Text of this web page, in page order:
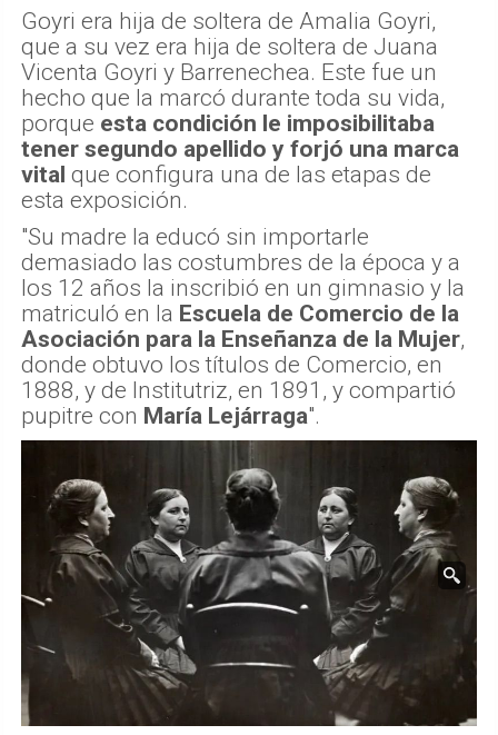
Goyri era hija de soltera de Amalia Goyri,
que a su vez era hija de soltera de Juana
Vicenta Goyri y Barrenechea. Este fue un
hecho que la marcó durante toda su vida,
porque esta condición le imposibilitaba
tener segundo apellido y forjó una marca
vital que configura una de las etapas de
esta exposición.
"Su madre la educó sin importarle
demasiado las costumbres de la época y a
los 12 años la inscribió en un gimnasio y la
matriculó en la Escuela de Comercio de la
Asociación para la Enseñanza de la Mujer,
donde obtuvo los títulos de Comercio, en
1888, y de Institutriz, en 1891, y compartió
pupitre con María Lejárraga".